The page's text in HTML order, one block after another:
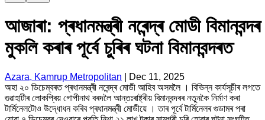
আজাৰা: প্ৰধানমন্ত্ৰী নৰেন্দ্ৰ মোডী বিমানবন্দৰ
মুকলি কৰাৰ পূৰ্বে চুৰিৰ ঘটনা বিমানবন্দৰত
Azara, Kamrup Metropolitan
Dec 11, 2025
অহা ২০ ডিচেম্বৰত প্ৰধানমন্ত্ৰী নৰেন্দ্ৰ মোডী আহিব অসমলৈ । বিভিন্ন কাৰ্যসূচীৰ লগতে
গুৱাহাটীৰ লোকপ্ৰিয় গোপীনাথ বৰদলৈ আন্তঃৰাষ্ট্ৰীয় বিমানবন্দৰৰ নতুনকৈ নিৰ্মাণ কৰা
টাৰ্মিনেলটোও উদ্ধোধন কৰিব প্ৰধানমন্ত্ৰী মোডীয়ে । তাৰ পূৰ্বে টাৰ্মিনেলৰ গুডামৰ পৰা